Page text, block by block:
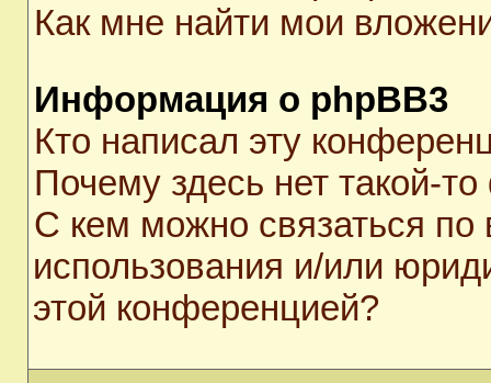
Как мне найти мои
Информация о phpBB3
Кто написал эту
Почему здесь нет такой-
С кем можно связаться по
использования и/или
этой конференцией?